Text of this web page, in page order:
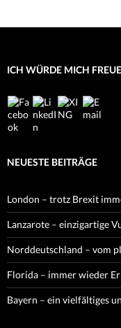
ICH WÜRDE MICH
NEUESTE BEITRÄGE
London – trotz Brexit
Lanzarote – einzigartige
Norddeutschland – vom
Florida – immer wieder
Bayern – ein vielfältiges